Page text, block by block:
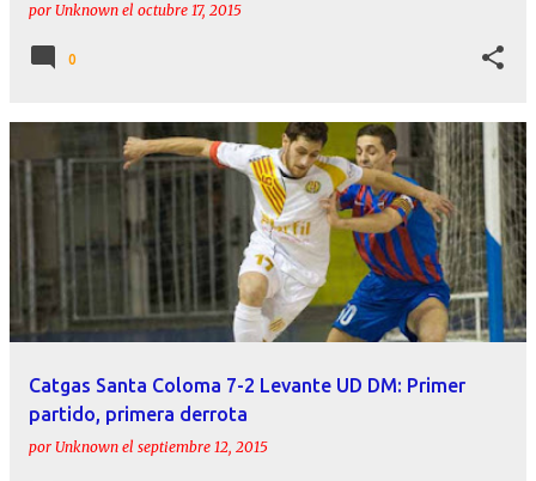
por Unknown el octubre 17, 2015
0
Catgas Santa Coloma 7-2 Levante UD DM: Primer
partido, primera derrota
por Unknown el septiembre 12, 2015